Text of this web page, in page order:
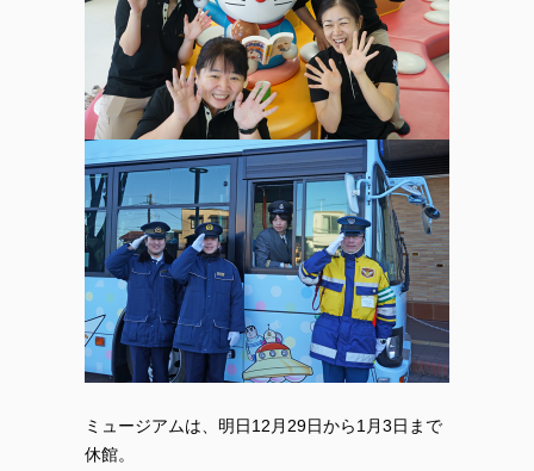
ミュージアムは、明日12月29日から1月3日まで
休館。